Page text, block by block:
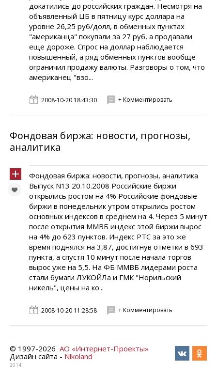
докатились до российских граждан. Несмотря на
объявленный ЦБ в пятницу курс доллара на
уровне 26,25 руб/долл, в обменных пунктах
"американца" покупали за 27 руб, а продавали
еще дороже. Спрос на доллар наблюдается
повышенный, а ряд обменных пунктов вообще
ограничил продажу валюты. Разговоры о том, что
американец "взо...
2008-10-20 18:43:30 + Комментировать
Фондовая биржа: новости, прогнозы,
аналитика
Фондовая биржа: новости, прогнозы, аналитика
Выпуск N13 20.10.2008 Российские биржи
открылись ростом на 4% Российские фондовые
биржи в понедельник утром открылись ростом
основных индексов в среднем на 4. Через 5 минут
после открытия ММВБ индекс этой биржи вырос
на 4% до 623 пунктов. Индекс РТС за это же
время поднялся на 3,87, достигнув отметки в 693
пункта, а спустя 10 минут после начала торгов
вырос уже на 5,5. На ФБ ММВБ лидерами роста
стали бумаги ЛУКОЙЛа и ГМК "Норильский
никель", цены на ко...
2008-10-20 11:28:58 + Комментировать
© 1997-2026 АО «Интернет-Проекты»
Дизайн сайта - Nikoland
2014